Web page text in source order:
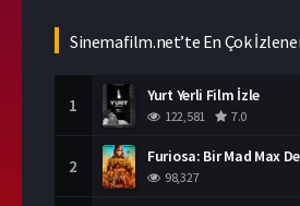
Sinemafilm.net’te En Çok
1 Yurt Yerli Film İzle
122,581 7.0
2 Furiosa: Bir Mad Max
98,327